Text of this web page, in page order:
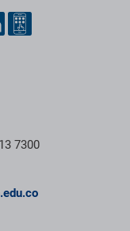
redes sociales y
7300